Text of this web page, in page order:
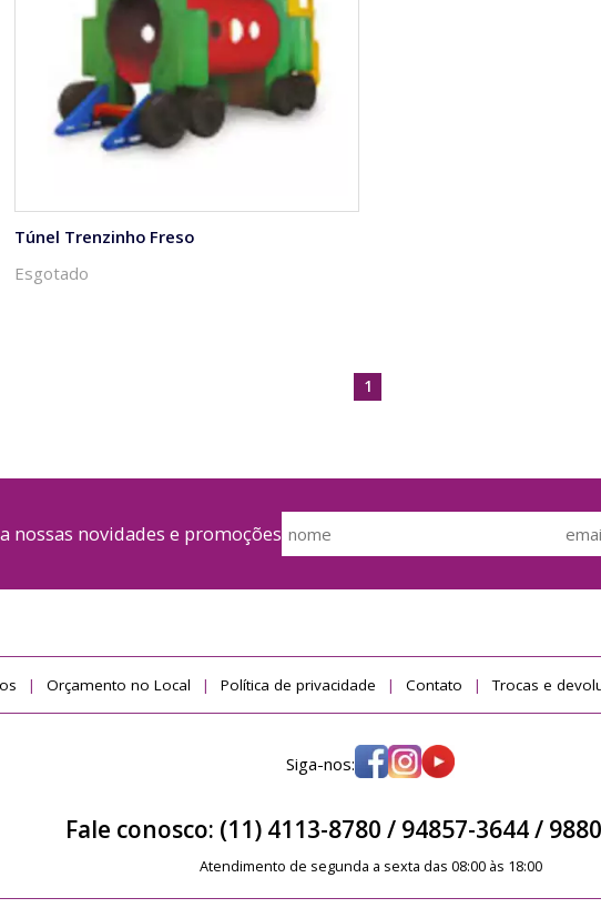
Túnel Trenzinho Freso
Esgotado
1
nossas novidades e promoções
Orçamento no Local Política de privacidade Contato Trocas e
Siga-nos:
Fale conosco: (11) 4113-8780 / 94857-3644 /
Atendimento de segunda a sexta das 08:00 às 18:00